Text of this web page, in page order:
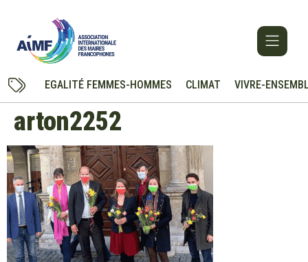
EGALITÉ FEMMES-HOMMES CLIMAT VIVRE-
arton2252